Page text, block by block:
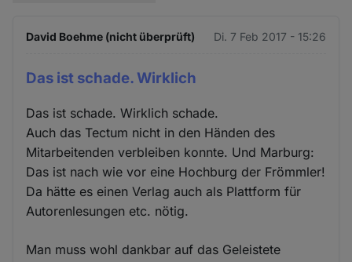
David Boehme (nicht überprüft) Di. 7 Feb 2017 - 15:26
Das ist schade. Wirklich
Das ist schade. Wirklich schade.
Auch das Tectum nicht in den Händen des
Mitarbeitenden verbleiben konnte. Und Marburg:
Das ist nach wie vor eine Hochburg der Frömmler!
Da hätte es einen Verlag auch als Plattform für
Autorenlesungen etc. nötig.
Man muss wohl dankbar auf das Geleistete